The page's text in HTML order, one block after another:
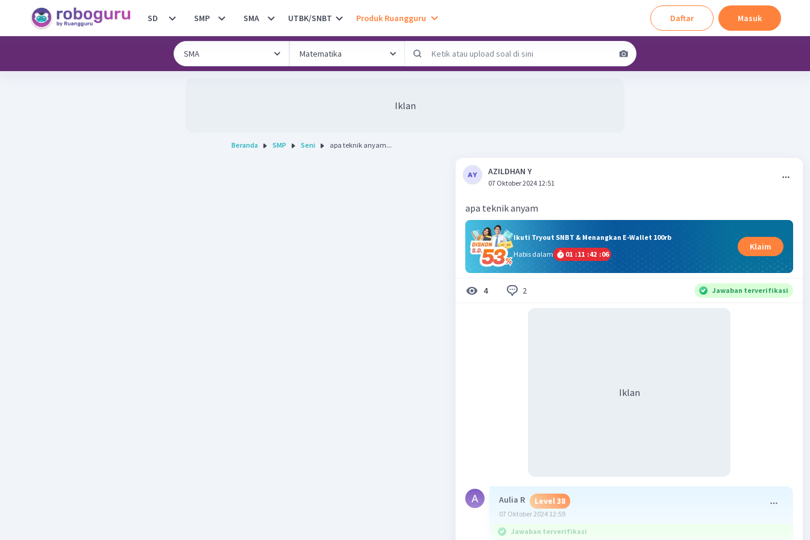
SD SMP SMA UTBK/SNBT Produk Ruangguru Daftar Masuk
Iklan
Beranda SMP Seni apa teknik anyam...
AZILDHAN Y
07 Oktober 2024 12:51
apa teknik anyam
Ikuti Tryout SNBT & Menangkan E-Wallet 100rb
Habis dalam
01 :11 :42 :05
Klaim
4 2 Jawaban terverifikasi
Iklan
Aulia R Level 38
07 Oktober 2024 12:59
Jawaban terverifikasi